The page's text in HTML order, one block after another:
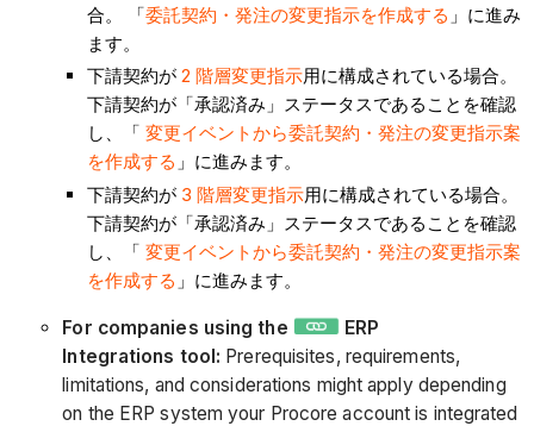
合。 「委託契約・発注の変更指示を作成する 」に進み
ます。
下請契約が2 階層変更指示用に構成されている場合。
下請契約が「承認済み」ステータスであることを確認
し、「変更イベントから委託契約・発注の変更指示案
を作成する 」に進みます。
下請契約が 3 階層変更指示用に構成されている場合。
下請契約が「承認済み」ステータスであることを確認
し、「変更イベントから委託契約・発注の変更指示案
を作成する 」に進みます。
For companies using the
ERP
Integrations tool: Prerequisites, requirements,
limitations, and considerations might apply depending
on the ERP system your Procore account is integrated